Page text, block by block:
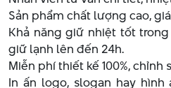
Sản phẩm chất lượng cao,
Khả năng giữ nhiệt tốt
giữ lạnh lên đến 24h.
Miễn phí thiết kế 100%, chỉnh
In ấn logo, slogan hay hình